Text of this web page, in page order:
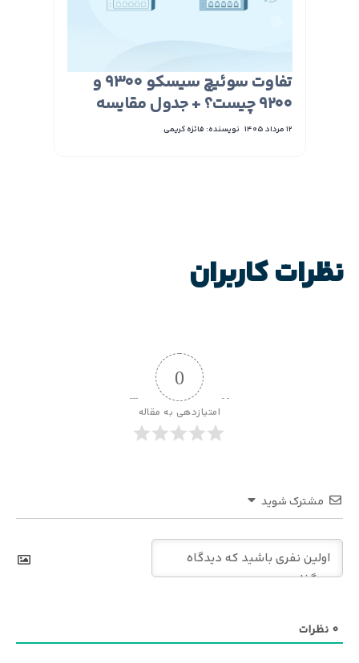
تفاوت سوئیچ سیسکو 9300 و
9200 چیست؟ + جدول مقایسه
12 مرداد 1405 نویسنده: فائزه کریمی
نظرات کاربران
0
امتیازدهی به مقاله
مشترک شوید
0نظرات